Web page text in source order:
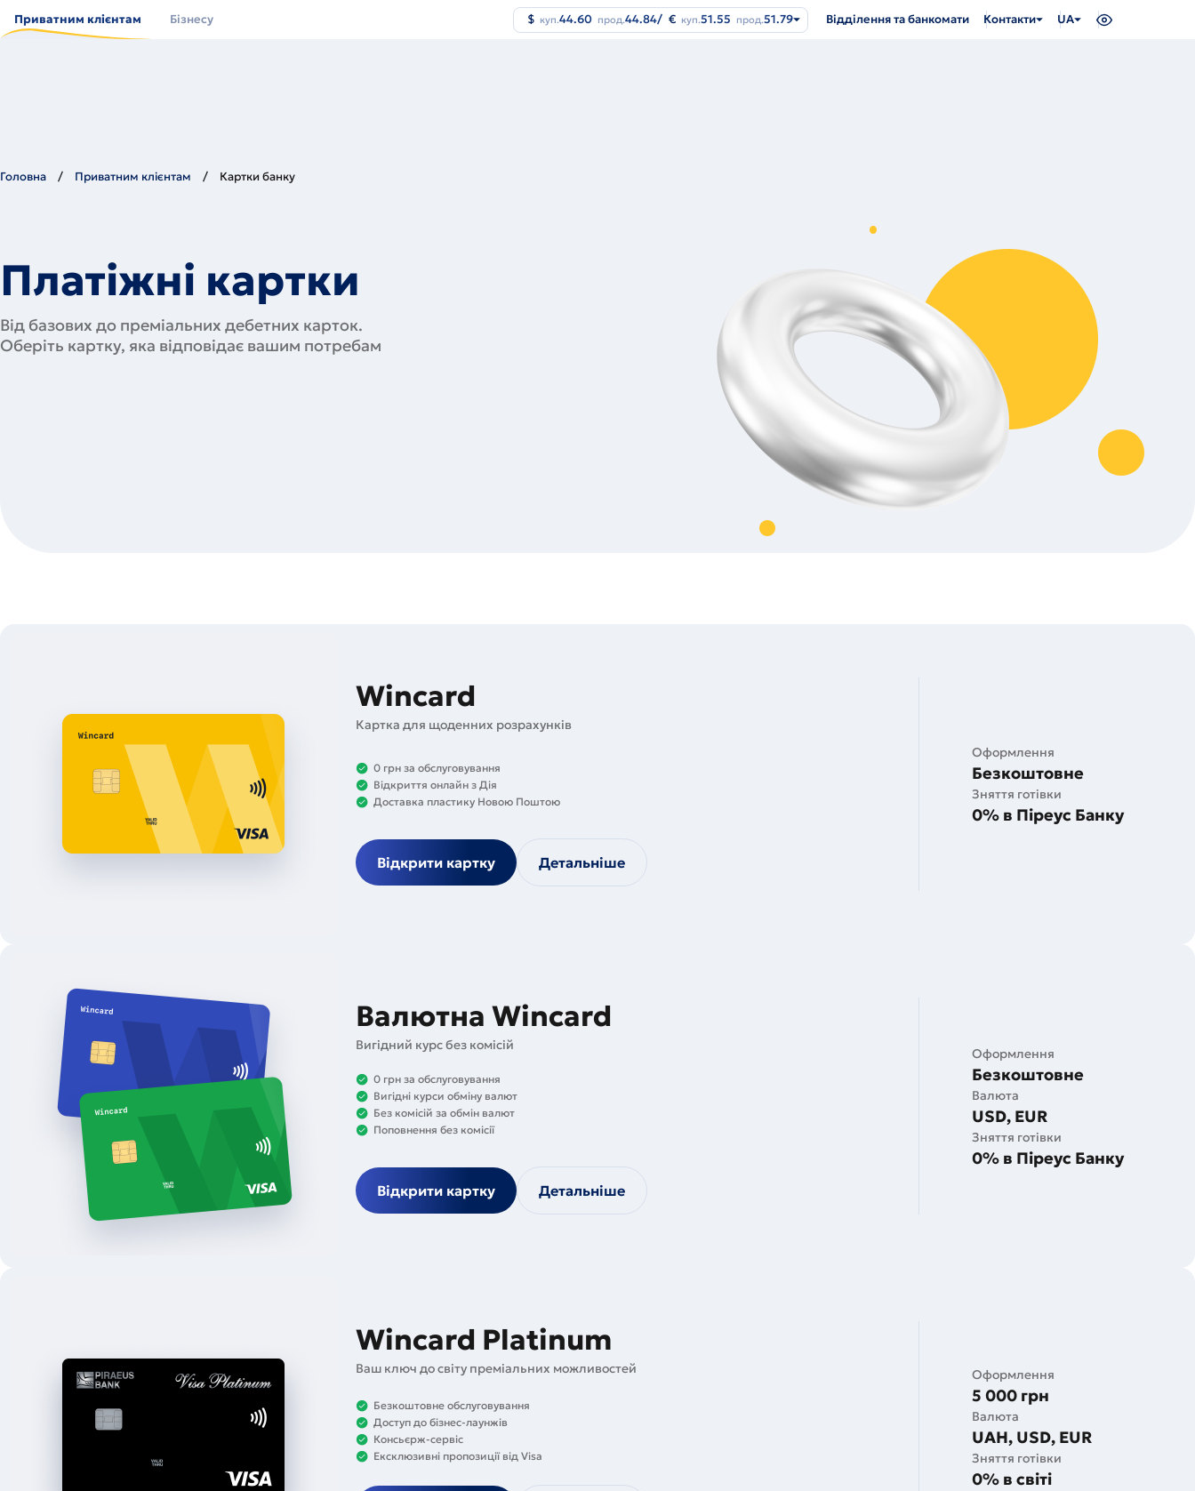
основного
Приватним клієнтам Бізнесу $ куп.44.60 прод.44.84/ € куп.51.55 прод.51.79 Відділення та банкомати Контакти UA
Головна Приватним клієнтам Картки банку
Платіжні картки
Від базових до преміальних дебетних карток.
Оберіть картку, яка відповідає вашим потребам
Wincard
Картка для щоденних розрахунків
0 грн за обслуговування
Відкриття онлайн з Дія
Доставка пластику Новою Поштою
Відкрити картку Детальніше
Оформлення
Безкоштовне
Зняття готівки
0% в Піреус Банку
Валютна Wincard
Вигідний курс без комісій
0 грн за обслуговування
Вигідні курси обміну валют
Без комісій за обмін валют
Поповнення без комісії
Відкрити картку Детальніше
Оформлення
Безкоштовне
Валюта
USD, EUR
Зняття готівки
0% в Піреус Банку
Wincard Platinum
Ваш ключ до світу преміальних можливостей
Безкоштовне обслуговування
Доступ до бізнес-лаунжів
Консьєрж-сервіс
Ексклюзивні пропозиції від Visa
Оформлення
5 000 грн
Валюта
UAH, USD, EUR
Зняття готівки
0% в світі